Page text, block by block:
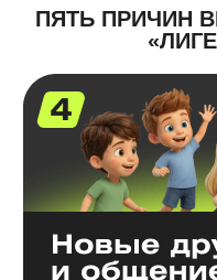
ПЯТЬ ПРИЧИН